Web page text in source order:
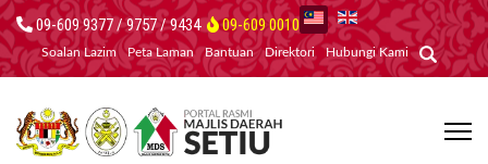
09-609 9377 / 9757 / 9434 09-609 0010
Soalan Lazim Peta Laman Bantuan Direktori Hubungi Kami